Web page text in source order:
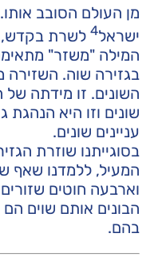
מן העולם הסובב
ישראל4לשרת בקדש,
המילה "משזר"
בגזירה שוה.
השונים. זו מידתה
שונים וזו היא הנהגת
עניינים שונים.
בסוגייתנו שוזרת
המעיל, ללמדנו שאף
וארבעה חוטים
הבונים אותם שוים
בהם.